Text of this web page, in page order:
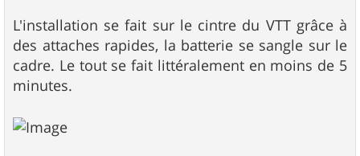
L'installation se fait sur le cintre du VTT grâce à
des attaches rapides, la batterie se sangle sur le
cadre. Le tout se fait littéralement en moins de 5
minutes.